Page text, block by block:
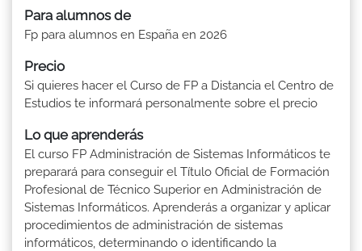
Para alumnos de
Fp para alumnos en España en 2026
Precio
Si quieres hacer el Curso de FP a Distancia el Centro de
Estudios te informará personalmente sobre el precio
Lo que aprenderás
El curso FP Administración de Sistemas Informáticos te
preparará para conseguir el Título Oficial de Formación
Profesional de Técnico Superior en Administración de
Sistemas Informáticos. Aprenderás a organizar y aplicar
procedimientos de administración de sistemas
informáticos, determinando o identificando la